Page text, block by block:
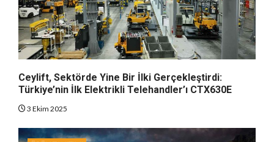
Ceylift, Sektörde Yine Bir İlki Gerçekleştirdi:
Türkiye’nin İlk Elektrikli Telehandler’ı CTX630E
3 Ekim 2025